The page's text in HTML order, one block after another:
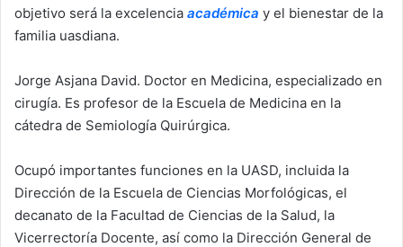
objetivo será la excelencia académica y el bienestar de la
familia uasdiana.
Jorge Asjana David. Doctor en Medicina, especializado en
cirugía. Es profesor de la Escuela de Medicina en la
cátedra de Semiología Quirúrgica.
Ocupó importantes funciones en la UASD, incluida la
Dirección de la Escuela de Ciencias Morfológicas, el
decanato de la Facultad de Ciencias de la Salud, la
Vicerrectoría Docente, así como la Dirección General de